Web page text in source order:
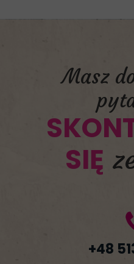
Masz
SIĘ
+48